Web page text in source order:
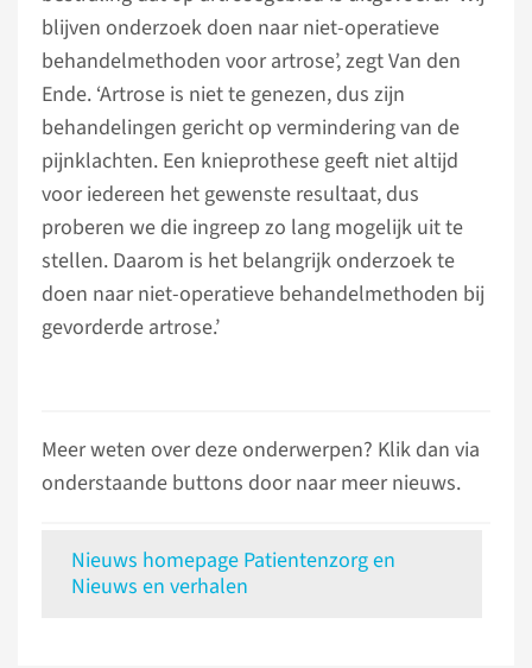
blijven onderzoek doen naar niet-operatieve
behandelmethoden voor artrose’, zegt Van den
Ende. ‘Artrose is niet te genezen, dus zijn
behandelingen gericht op vermindering van de
pijnklachten. Een knieprothese geeft niet altijd
voor iedereen het gewenste resultaat, dus
proberen we die ingreep zo lang mogelijk uit te
stellen. Daarom is het belangrijk onderzoek te
doen naar niet-operatieve behandelmethoden bij
gevorderde artrose.’
Meer weten over deze onderwerpen? Klik dan via
onderstaande buttons door naar meer nieuws.
Nieuws homepage Patientenzorg en
Nieuws en verhalen